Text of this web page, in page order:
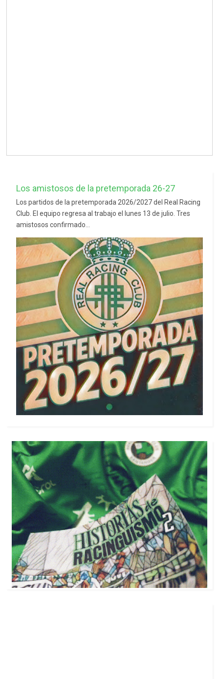
Los amistosos de la pretemporada 26-27
Los partidos de la pretemporada 2026/2027 del Real Racing
Club. El equipo regresa al trabajo el lunes 13 de julio. Tres
amistosos confirmado...